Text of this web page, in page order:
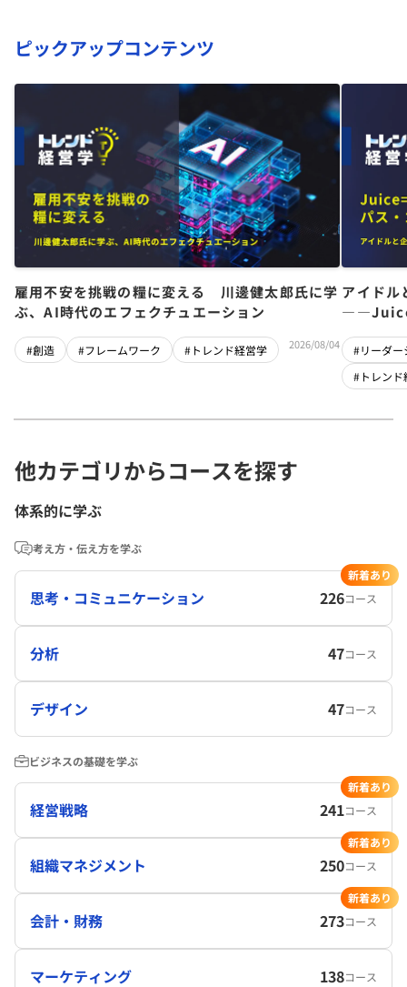
ピックアップコンテンツ
雇用不安を挑戦の糧に変える 川邊健太郎氏に学
ぶ、AI時代のエフェクチュエーション
#創造 #フレームワーク #トレンド経営学 2026/08/04
アイドル
#リーダー
#トレンド
他カテゴリからコースを探す
体系的に学ぶ
考え方・伝え方を学ぶ
思考・コミュニケーション 226コース
新着あり
分析 47コース
デザイン 47コース
ビジネスの基礎を学ぶ
経営戦略 241コース
新着あり
組織マネジメント 250コース
新着あり
会計・財務 273コース
新着あり
マーケティング 138コース